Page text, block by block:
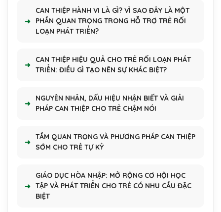
CAN THIỆP HÀNH VI LÀ GÌ? VÌ SAO ĐÂY LÀ MỘT
PHẦN QUAN TRỌNG TRONG HỖ TRỢ TRẺ RỐI
LOẠN PHÁT TRIỂN?
CAN THIỆP HIỆU QUẢ CHO TRẺ RỐI LOẠN PHÁT
TRIỂN: ĐIỀU GÌ TẠO NÊN SỰ KHÁC BIỆT?
NGUYÊN NHÂN, DẤU HIỆU NHẬN BIẾT VÀ GIẢI
PHÁP CAN THIỆP CHO TRẺ CHẬM NÓI
TẦM QUAN TRỌNG VÀ PHƯƠNG PHÁP CAN THIỆP
SỚM CHO TRẺ TỰ KỶ
GIÁO DỤC HÒA NHẬP: MỞ RỘNG CƠ HỘI HỌC
TẬP VÀ PHÁT TRIỂN CHO TRẺ CÓ NHU CẦU ĐẶC
BIỆT